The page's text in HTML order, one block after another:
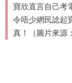
寶欣直言自己考
令唔少網民諗起
真！（圖片來源